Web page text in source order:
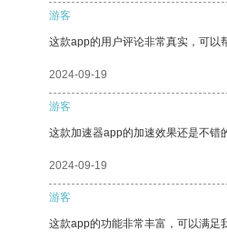
游客
这款app的用户评论非常真实，可以
2024-09-19
游客
这款加速器app的加速效果还是不错
2024-09-19
游客
这款app的功能非常丰富，可以满足